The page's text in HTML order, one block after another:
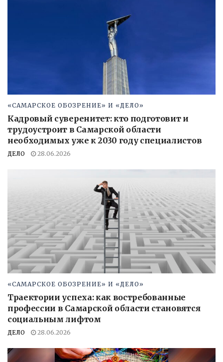
«САМАРСКОЕ ОБОЗРЕНИЕ» И «ДЕЛО»
Кадровый суверенитет: кто подготовит и
трудоустроит в Самарской области
необходимых уже к 2030 году специалистов
ДЕЛО 28.06.2026
«САМАРСКОЕ ОБОЗРЕНИЕ» И «ДЕЛО»
Траектории успеха: как востребованные
профессии в Самарской области становятся
социальным лифтом
ДЕЛО 28.06.2026